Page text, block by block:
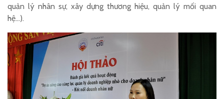
quản lý nhân sự, xây dựng thương hiệu, quản lý mối quan
hệ…).